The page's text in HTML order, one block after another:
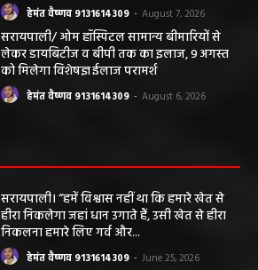
हेमंत वैष्णव 9131614309 - August 7, 2026
सरायपाली/ ओम हॉस्पिटल सामान्य बीमारियों से
लेकर डायबिटीज व बीपी तक का इलाज, 9 अगस्त
को मिलेगा विशेषज्ञ ईलाज परामर्श
हेमंत वैष्णव 9131614309 - August 6, 2026
सरायपाली। “हमें विश्वास नहीं था कि हमारे खेत से
हीरा निकलेगा जहां धान उगाते हैं, उसी खेत से हीरा
निकलना हमारे लिए गर्व और...
हेमंत वैष्णव 9131614309 - June 25, 2026